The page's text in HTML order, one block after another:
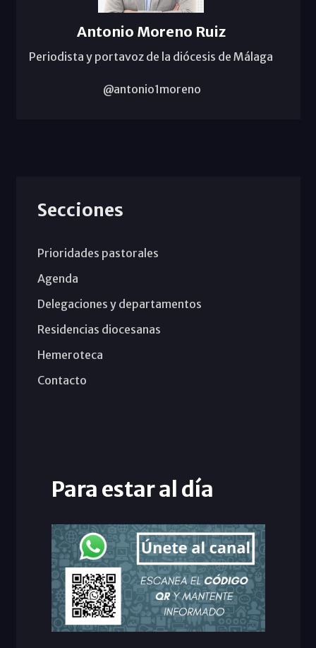
Antonio Moreno Ruiz
Periodista y portavoz de la diócesis de Málaga
@antonio1moreno
Secciones
Prioridades pastorales
Agenda
Delegaciones y departamentos
Residencias diocesanas
Hemeroteca
Contacto
Para estar al día